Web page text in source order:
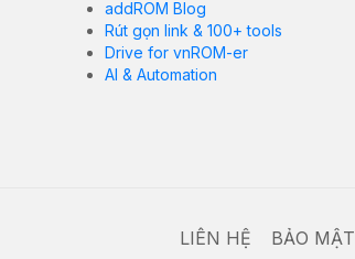
addROM Blog
Rút gọn link & 100+ tools
Drive for vnROM-er
AI & Automation
LIÊN HỆ BẢO MẬT